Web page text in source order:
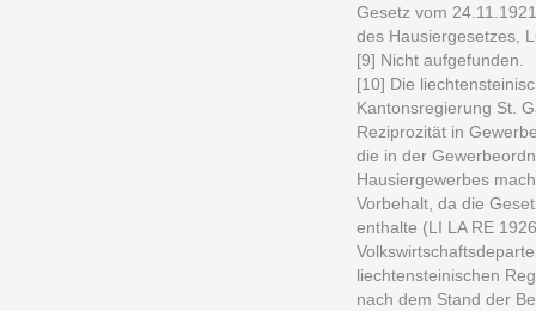
Gesetz vom
des Hausiergesetzes,
[9] Nicht aufgefunden.
[10] Die
Kantonsregierung St.
Reziprozität in
die in der
Hausiergewerbes
Vorbehalt, da die
enthalte (LI LA RE
liechtensteinischen
nach dem Stand der